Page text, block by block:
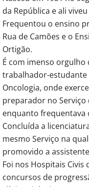
da República e ali
Frequentou o ensino
Rua de Camões e o
Ortigão.
É com imenso orgulho
trabalhador-
Oncologia, onde
preparador no Serviço
enquanto frequentava
Concluída a
mesmo Serviço na
promovido a
Foi nos Hospitais Civis
concursos de